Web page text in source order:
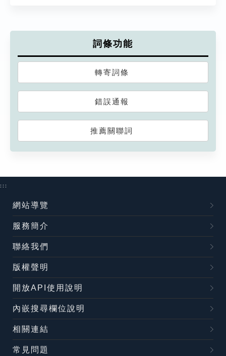
詞條功能
轉寄詞條
錯誤通報
推薦關聯詞
:::
網站導覽
服務簡介
聯絡我們
版權聲明
開放API使用說明
內嵌搜尋欄位說明
相關連結
常見問題